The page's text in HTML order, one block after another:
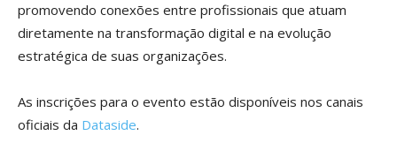
promovendo conexões entre profissionais que atuam
diretamente na transformação digital e na evolução
estratégica de suas organizações.
As inscrições para o evento estão disponíveis nos canais
oficiais da Dataside.